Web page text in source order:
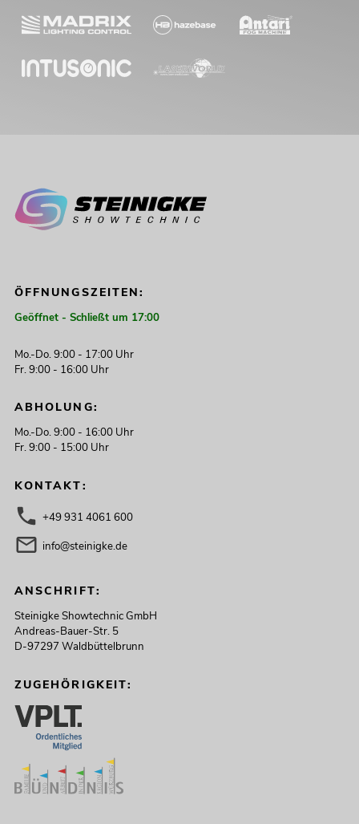
ÖFFNUNGSZEITEN:
Geöffnet - Schließt um 17:00
Mo.-Do. 9:00 - 17:00 Uhr
Fr. 9:00 - 16:00 Uhr
ABHOLUNG:
Mo.-Do. 9:00 - 16:00 Uhr
Fr. 9:00 - 15:00 Uhr
KONTAKT:
+49 931 4061 600
info@steinigke.de
ANSCHRIFT:
Steinigke Showtechnic GmbH
Andreas-Bauer-Str. 5
D-97297 Waldbüttelbrunn
ZUGEHÖRIGKEIT: